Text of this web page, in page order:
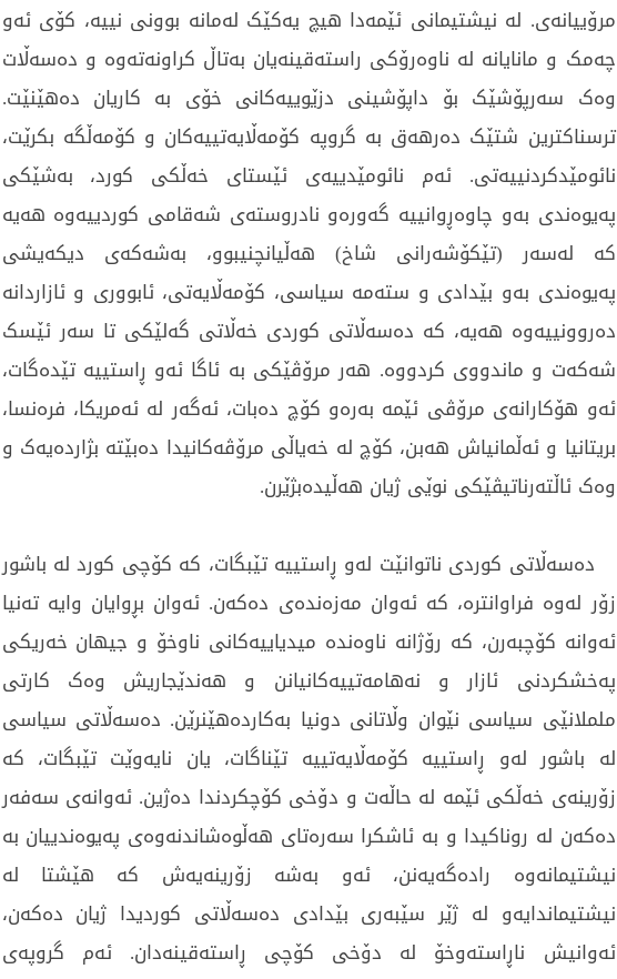
مرۆییانەی. لە نیشتیمانی ئێمەدا هیچ یەکێک لەمانە بوونی نییە، کۆی ئەو
چەمک و مانایانە لە ناوەرۆکی راستەقینەیان بەتاڵ کراونەتەوە و دەسەڵات
وەک سەرپۆشێک بۆ داپۆشینی دزێوییەکانی خۆی بە کاریان دەهێنێت.
ترسناکترین شتێک دەرهەق بە گروپە کۆمەڵایەتییەکان و کۆمەڵگە بکرێت،
نائومێدکردنییەتی. ئەم نائومێدییەی ئێستای خەڵکی کورد، بەشێکی
پەیوەندی بەو چاوەڕوانییە گەورەو نادروستەی شەقامی کوردییەوە هەیە
کە لەسەر (تێکۆشەرانی شاخ) هەڵیانچنیبوو، بەشەکەی دیکەیشی
پەیوەندی بەو بێدادی و ستەمە سیاسی، کۆمەڵایەتی، ئابووری و ئازاردانە
دەروونییەوە هەیە، کە دەسەڵاتی کوردی خەڵاتی گەلێکی تا سەر ئێسک
شەکەت و ماندووی کردووە. هەر مرۆڤێکی بە ئاگا ئەو ڕاستییە تێدەگات،
ئەو هۆکارانەی مرۆڤی ئێمە بەرەو کۆچ دەبات، ئەگەر لە ئەمریکا، فرەنسا،
بریتانیا و ئەڵمانیاش هەبن، کۆچ لە خەیاڵی مرۆڤەکانیدا دەبێتە بژاردەیەک و
وەک ئاڵتەرناتیڤێکی نوێی ژیان هەڵیدەبژێرن.
دەسەڵاتی کوردی ناتوانێت لەو ڕاستییە تێبگات، کە کۆچی کورد لە باشور
زۆر لەوە فراوانترە، کە ئەوان مەزەندەی دەکەن. ئەوان بڕوایان وایە تەنیا
ئەوانە کۆچبەرن، کە رۆژانە ناوەندە میدیاییەکانی ناوخۆ و جیهان خەریکی
پەخشکردنی ئازار و نەهامەتییەکانیانن و هەندێجاریش وەک کارتی
ململانێی سیاسی نێوان وڵاتانی دونیا بەکاردەهێنرێن. دەسەڵاتی سیاسی
لە باشور لەو ڕاستییە کۆمەڵایەتییە تێناگات، یان نایەوێت تێبگات، کە
زۆرینەی خەڵکی ئێمە لە حاڵەت و دۆخی کۆچکردندا دەژین. ئەوانەی سەفەر
دەکەن لە روناکیدا و بە ئاشکرا سەرەتای هەڵوەشاندنەوەی پەیوەندییان بە
نیشتیمانەوە رادەگەیەنن، ئەو بەشە زۆرینەیەش کە هێشتا لە
نیشتیماندایەو لە ژێر سێبەری بێدادی دەسەڵاتی کوردیدا ژیان دەکەن،
ئەوانیش ناڕاستەوخۆ لە دۆخی کۆچی ڕاستەقینەدان. ئەم گروپەی